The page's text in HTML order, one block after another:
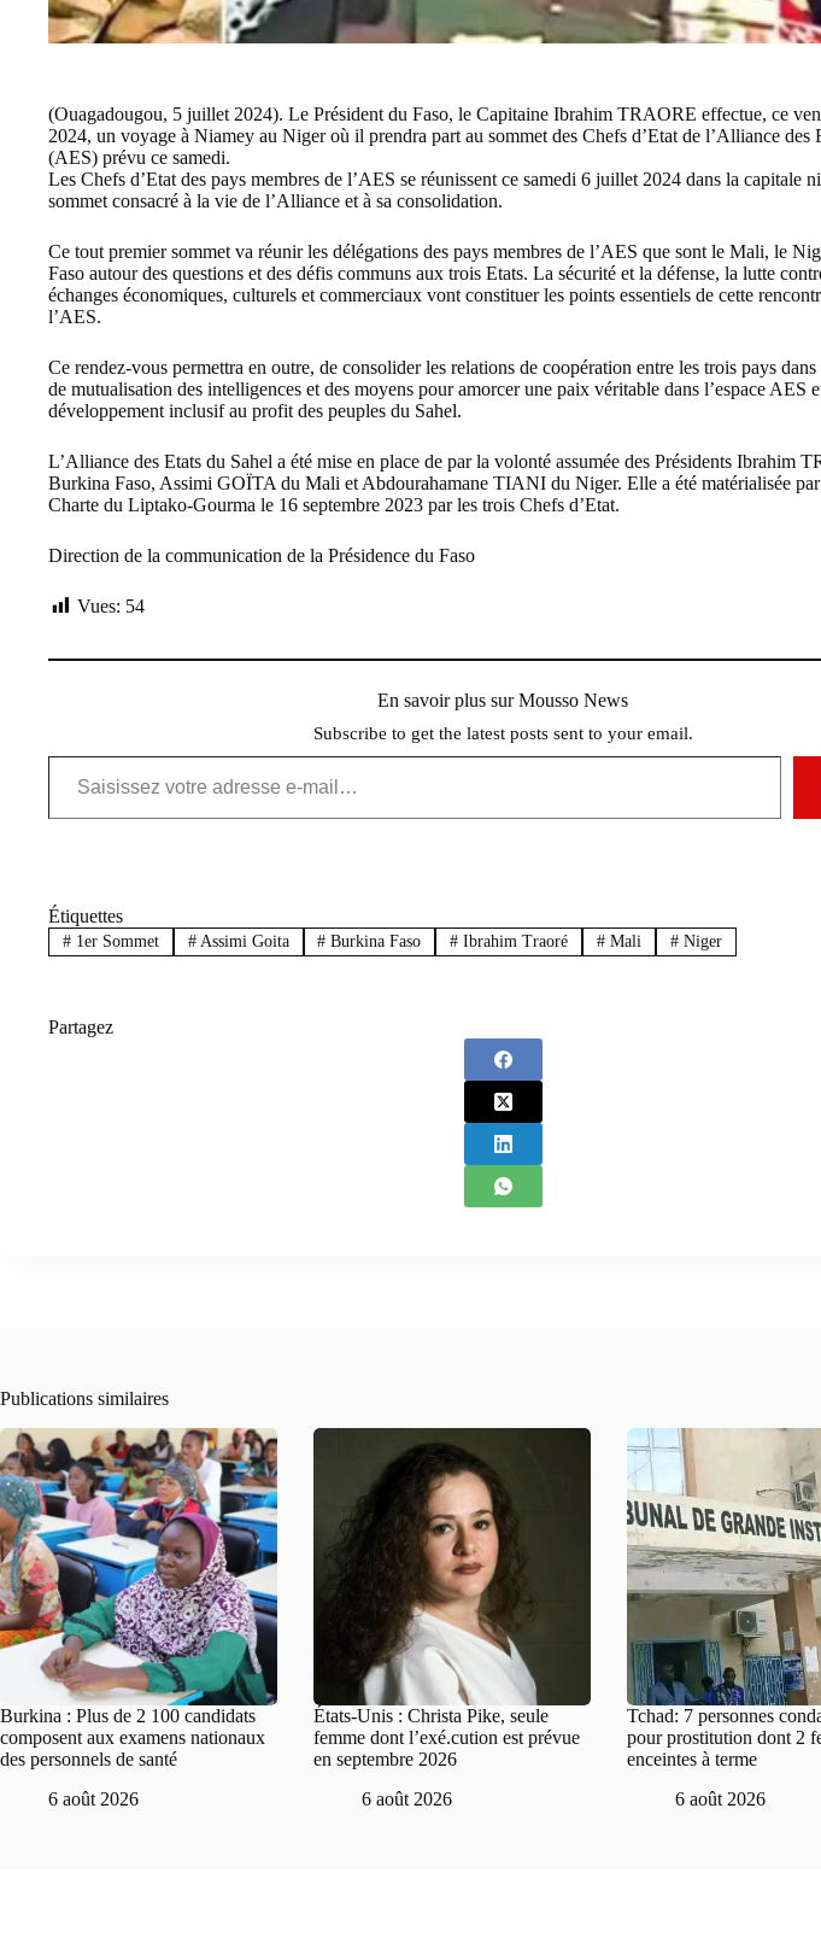
(Ouagadougou, 5 juillet 2024). Le Président du Faso, le Capitaine Ibrahim TRAORE effectue, ce
2024, un voyage à Niamey au Niger où il prendra part au sommet des Chefs d’Etat de l’Alliance des
(AES) prévu ce samedi.
Les Chefs d’Etat des pays membres de l’AES se réunissent ce samedi 6 juillet 2024 dans la capitale
sommet consacré à la vie de l’Alliance et à sa consolidation.
Ce tout premier sommet va réunir les délégations des pays membres de l’AES que sont le Mali, le
Faso autour des questions et des défis communs aux trois Etats. La sécurité et la défense, la lutte
échanges économiques, culturels et commerciaux vont constituer les points essentiels de cette
l’AES.
Ce rendez-vous permettra en outre, de consolider les relations de coopération entre les trois pays
de mutualisation des intelligences et des moyens pour amorcer une paix véritable dans l’espace AES
développement inclusif au profit des peuples du Sahel.
L’Alliance des Etats du Sahel a été mise en place de par la volonté assumée des Présidents Ibrahim
Burkina Faso, Assimi GOÏTA du Mali et Abdourahamane TIANI du Niger. Elle a été matérialisée par
Charte du Liptako-Gourma le 16 septembre 2023 par les trois Chefs d’Etat.
Direction de la communication de la Présidence du Faso
Vues: 54
En savoir plus sur Mousso News
Subscribe to get the latest posts sent to your email.
Saisissez votre adresse e-mail…
Étiquettes
#1er Sommet #Assimi Goita # Burkina Faso # Ibrahim Traoré # Mali #Niger
Partagez
Publications similaires
Burkina : Plus de 2 100 candidats
composent aux examens nationaux
des personnels de santé
6 août 2026
États-Unis : Christa Pike, seule
femme dont l’exé.cution est prévue
en septembre 2026
6 août 2026
Tchad: 7 personnes
pour prostitution dont 2
enceintes à terme
6 août 2026